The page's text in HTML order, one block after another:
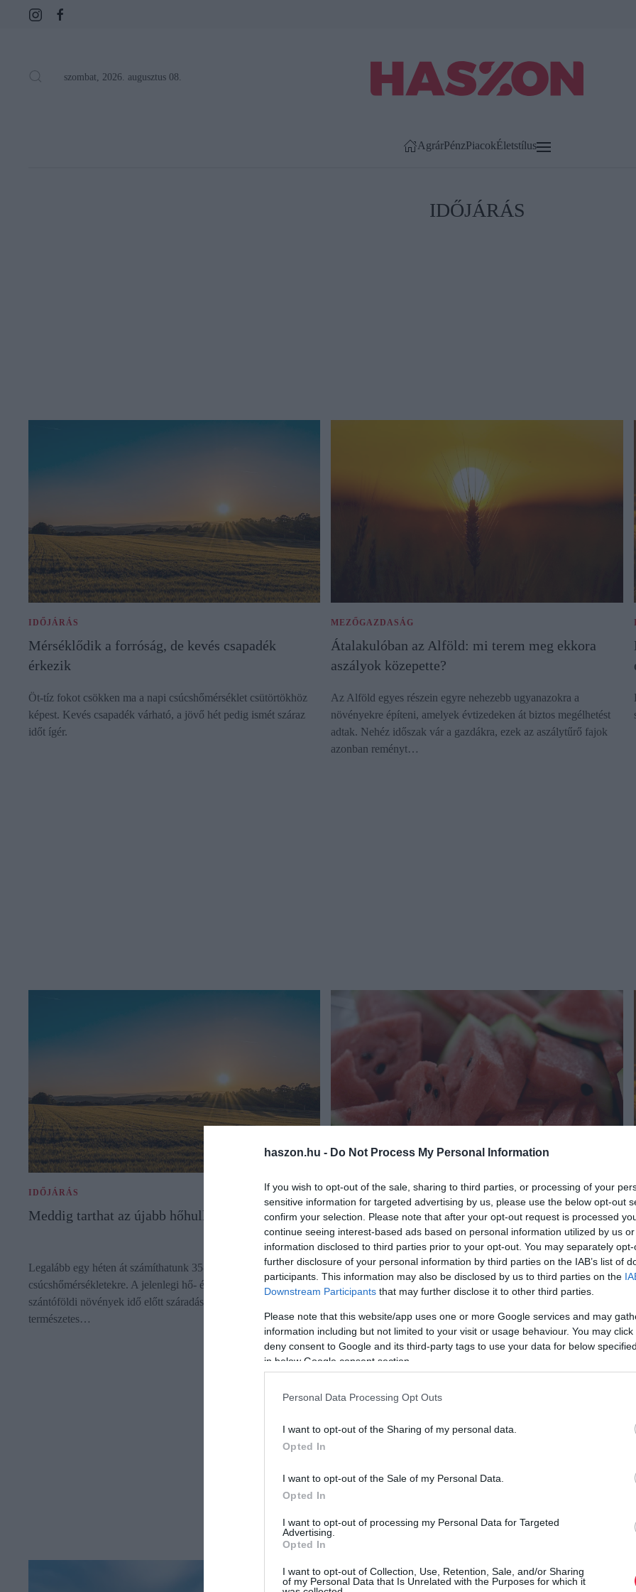
haszon.hu - Do Not Process My Personal Information
If you wish to opt-out of the sale, sharing to third parties, or processing of your
sensitive information for targeted advertising by us, please use the below opt-out
confirm your selection. Please note that after your opt-out request is processed
continue seeing interest-based ads based on personal information utilized by us
information disclosed to third parties prior to your opt-out. You may separately
further disclosure of your personal information by third parties on the IAB’s list of
participants. This information may also be disclosed by us to third parties on the
Downstream Participants that may further disclose it to other third parties.
Please note that this website/app uses one or more Google services and may
information including but not limited to your visit or usage behaviour. You may
deny consent to Google and its third-party tags to use your data for below
in below Google consent section.
Personal Data Processing Opt Outs
I want to opt-out of the Sharing of my personal data.
Opted In
I want to opt-out of the Sale of my Personal Data.
Opted In
I want to opt-out of processing my Personal Data for Targeted
Advertising.
Opted In
I want to opt-out of Collection, Use, Retention, Sale, and/or Sharing
of my Personal Data that Is Unrelated with the Purposes for which it
szombat, 2026. augusztus 08.
AgrárPénzPiacokÉletstílus
IDŐJÁRÁS
IDŐJÁRÁS
Mérséklődik a forróság, de kevés csapadék
érkezik
Öt-tíz fokot csökken ma a napi csúcshőmérséklet csütörtökhöz
képest. Kevés csapadék várható, a jövő hét pedig ismét száraz
időt ígér.
MEZŐGAZDASÁG
Átalakulóban az Alföld: mi terem meg ekkora
aszályok közepette?
Az Alföld egyes részein egyre nehezebb ugyanazokra a
növényekre építeni, amelyek évtizedeken át biztos megélhetést
adtak. Nehéz időszak vár a gazdákra, ezek az aszálytűrő fajok
azonban reményt…
IDŐJÁRÁS
Meddig tarthat az újabb hőhullám?
Legalább egy héten át számíthatunk 35-40 fok közötti napi
csúcshőmérsékletekre. A jelenlegi hő- és vízstressz hatására a
szántóföldi növények idő előtt száradása folytatódik, és a
természetes…
NÖVÉNYTERMESZTÉS
Mekkora felvásárlási árnál éri meg dinnyét
termeszteni?
Az önköltségi szint alá csökkent a görögdinnye termelői ára a
július közepi lehűlés és az európai túlkínálat miatt, ami
hosszú távon a…